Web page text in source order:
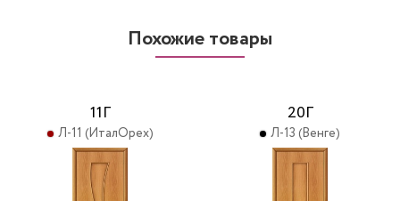
Похожие товары
11Г
Л-11 (ИталОрех)
20Г
Л-13 (Венге)